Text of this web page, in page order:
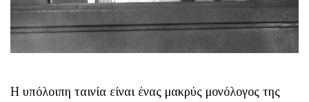
Η υπόλοιπη ταινία είναι ένας μακρύς μονόλογος της